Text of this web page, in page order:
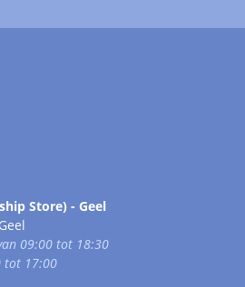
Store) - Geel
09:00 tot 18:30
tot 17:00